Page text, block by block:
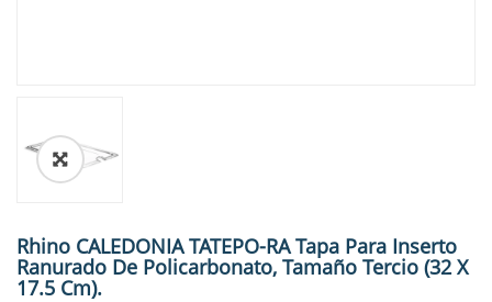
🔍
Rhino CALEDONIA TATEPO-RA Tapa Para Inserto
Ranurado De Policarbonato, Tamaño Tercio (32 X
17.5 Cm).